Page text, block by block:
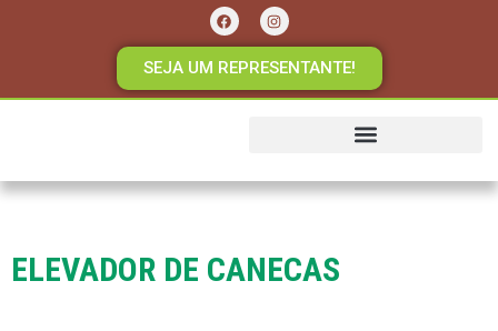
SEJA UM REPRESENTANTE!
ELEVADOR DE CANECAS